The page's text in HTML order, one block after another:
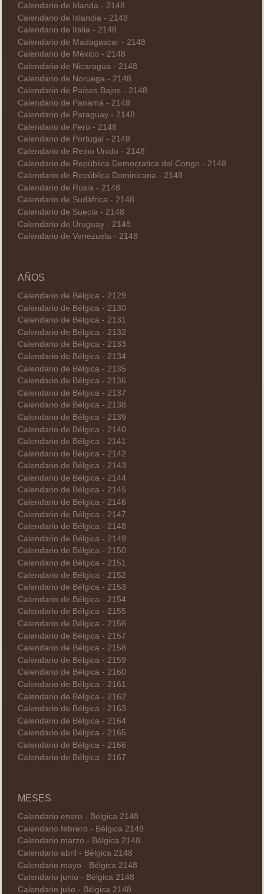
Calendario de Irlanda - 2148
Calendario de Islandia - 2148
Calendario de Italia - 2148
Calendario de Madagascar - 2148
Calendario de México - 2148
Calendario de Nicaragua - 2148
Calendario de Noruega - 2148
Calendario de Países Bajos - 2148
Calendario de Panamá - 2148
Calendario de Paraguay - 2148
Calendario de Perú - 2148
Calendario de Portugal - 2148
Calendario de Reino Unido - 2148
Calendario de República Democratica del Congo - 2148
Calendario de República Dominicana - 2148
Calendario de Rusia - 2148
Calendario de Sudáfrica - 2148
Calendario de Suecia - 2148
Calendario de Uruguay - 2148
Calendario de Venezuela - 2148
AÑOS
Calendario de Bélgica - 2129
Calendario de Bélgica - 2130
Calendario de Bélgica - 2131
Calendario de Bélgica - 2132
Calendario de Bélgica - 2133
Calendario de Bélgica - 2134
Calendario de Bélgica - 2135
Calendario de Bélgica - 2136
Calendario de Bélgica - 2137
Calendario de Bélgica - 2138
Calendario de Bélgica - 2139
Calendario de Bélgica - 2140
Calendario de Bélgica - 2141
Calendario de Bélgica - 2142
Calendario de Bélgica - 2143
Calendario de Bélgica - 2144
Calendario de Bélgica - 2145
Calendario de Bélgica - 2146
Calendario de Bélgica - 2147
Calendario de Bélgica - 2148
Calendario de Bélgica - 2149
Calendario de Bélgica - 2150
Calendario de Bélgica - 2151
Calendario de Bélgica - 2152
Calendario de Bélgica - 2153
Calendario de Bélgica - 2154
Calendario de Bélgica - 2155
Calendario de Bélgica - 2156
Calendario de Bélgica - 2157
Calendario de Bélgica - 2158
Calendario de Bélgica - 2159
Calendario de Bélgica - 2160
Calendario de Bélgica - 2161
Calendario de Bélgica - 2162
Calendario de Bélgica - 2163
Calendario de Bélgica - 2164
Calendario de Bélgica - 2165
Calendario de Bélgica - 2166
Calendario de Bélgica - 2167
MESES
Calendario enero - Bélgica 2148
Calendario febrero - Bélgica 2148
Calendario marzo - Bélgica 2148
Calendario abril - Bélgica 2148
Calendario mayo - Bélgica 2148
Calendario junio - Bélgica 2148
Calendario julio - Bélgica 2148